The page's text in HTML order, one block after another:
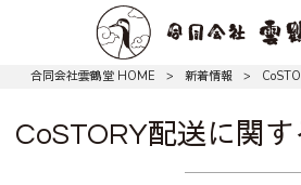
合同会社雲鶴堂 HOME > 新着情報 >
CoSTORY配送に関